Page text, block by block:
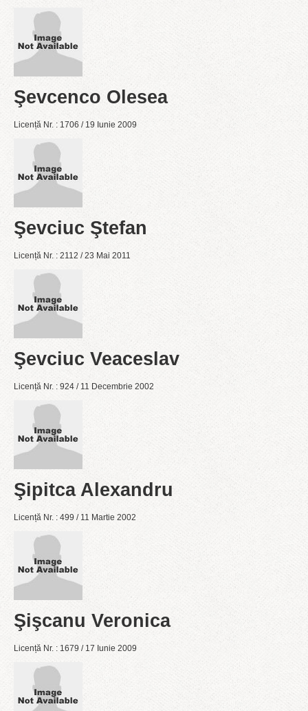
Şevcenco Olesea
Licență Nr. : 1706 / 19 Iunie 2009
Şevciuc Ştefan
Licență Nr. : 2112 / 23 Mai 2011
Şevciuc Veaceslav
Licență Nr. : 924 / 11 Decembrie 2002
Şipitca Alexandru
Licență Nr. : 499 / 11 Martie 2002
Şişcanu Veronica
Licență Nr. : 1679 / 17 Iunie 2009